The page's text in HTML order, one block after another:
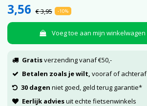
3,56 € 3,95 -10%
Voeg toe aan mijn winkelwagen
Gratisverzending vanaf €50,-
Betalen zoals je wilt, vooraf of achteraf
30 dagen niet goed, geld terug garantie*
Eerlijk adviesuit echte fietsenwinkels